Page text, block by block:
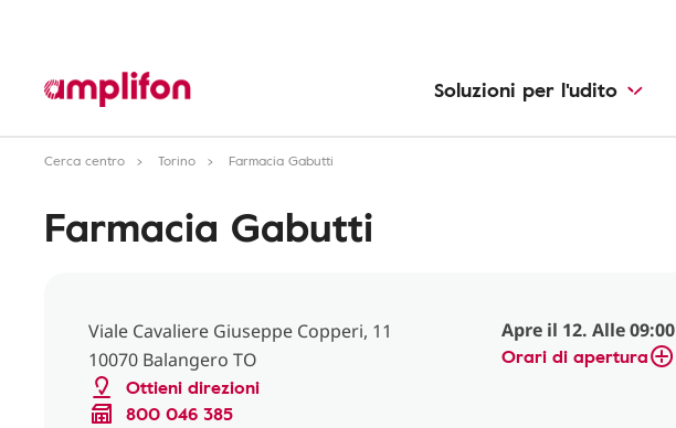
Soluzioni per l'udito
Cerca centro Torino Farmacia Gabutti
Farmacia Gabutti
Viale Cavaliere Giuseppe Copperi, 11
10070 Balangero TO
Ottieni direzioni
800 046 385
Apre il 12. Alle 09:00
Orari di apertura